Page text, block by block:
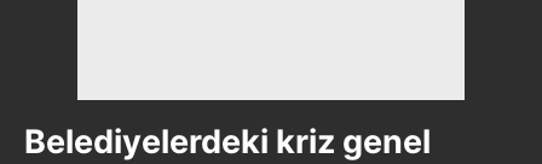
Belediyelerdeki kriz genel